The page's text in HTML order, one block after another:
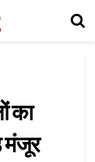
का
मंजूर